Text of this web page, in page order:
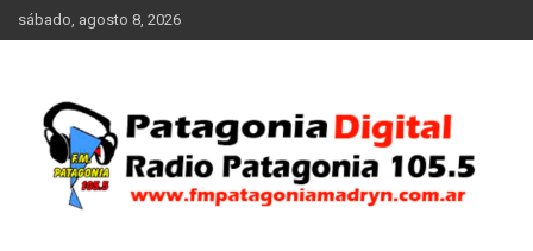
Saltar
al
sábado, agosto 8, 2026